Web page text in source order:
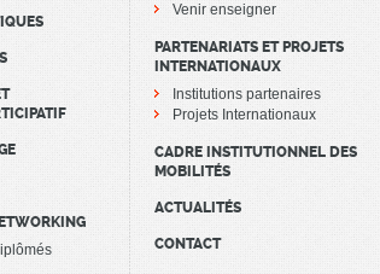
Venir enseigner
PARTENARIATS ET PROJETS
INTERNATIONAUX
Institutions partenaires
Projets Internationaux
CADRE INSTITUTIONNEL DES
MOBILITÉS
ACTUALITÉS
CONTACT